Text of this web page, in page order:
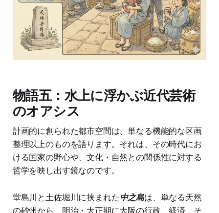
物語五：水上に浮かぶ近代芸術
のオアシス
計画的に創られた都市空間は、単なる機能的な区画
整理以上のものを語ります。それは、その時代にお
ける国家の野心や、文化・自然との関係性に対する
哲学を映し出す鏡なのです。
堂島川と土佐堀川に挟まれた中之島は、単なる天然
の砂州から、明治・大正期に大阪の行政、経済、そ